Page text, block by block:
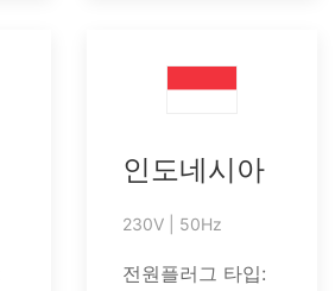
인도네시아
230V | 50Hz
전원플러그 타입: